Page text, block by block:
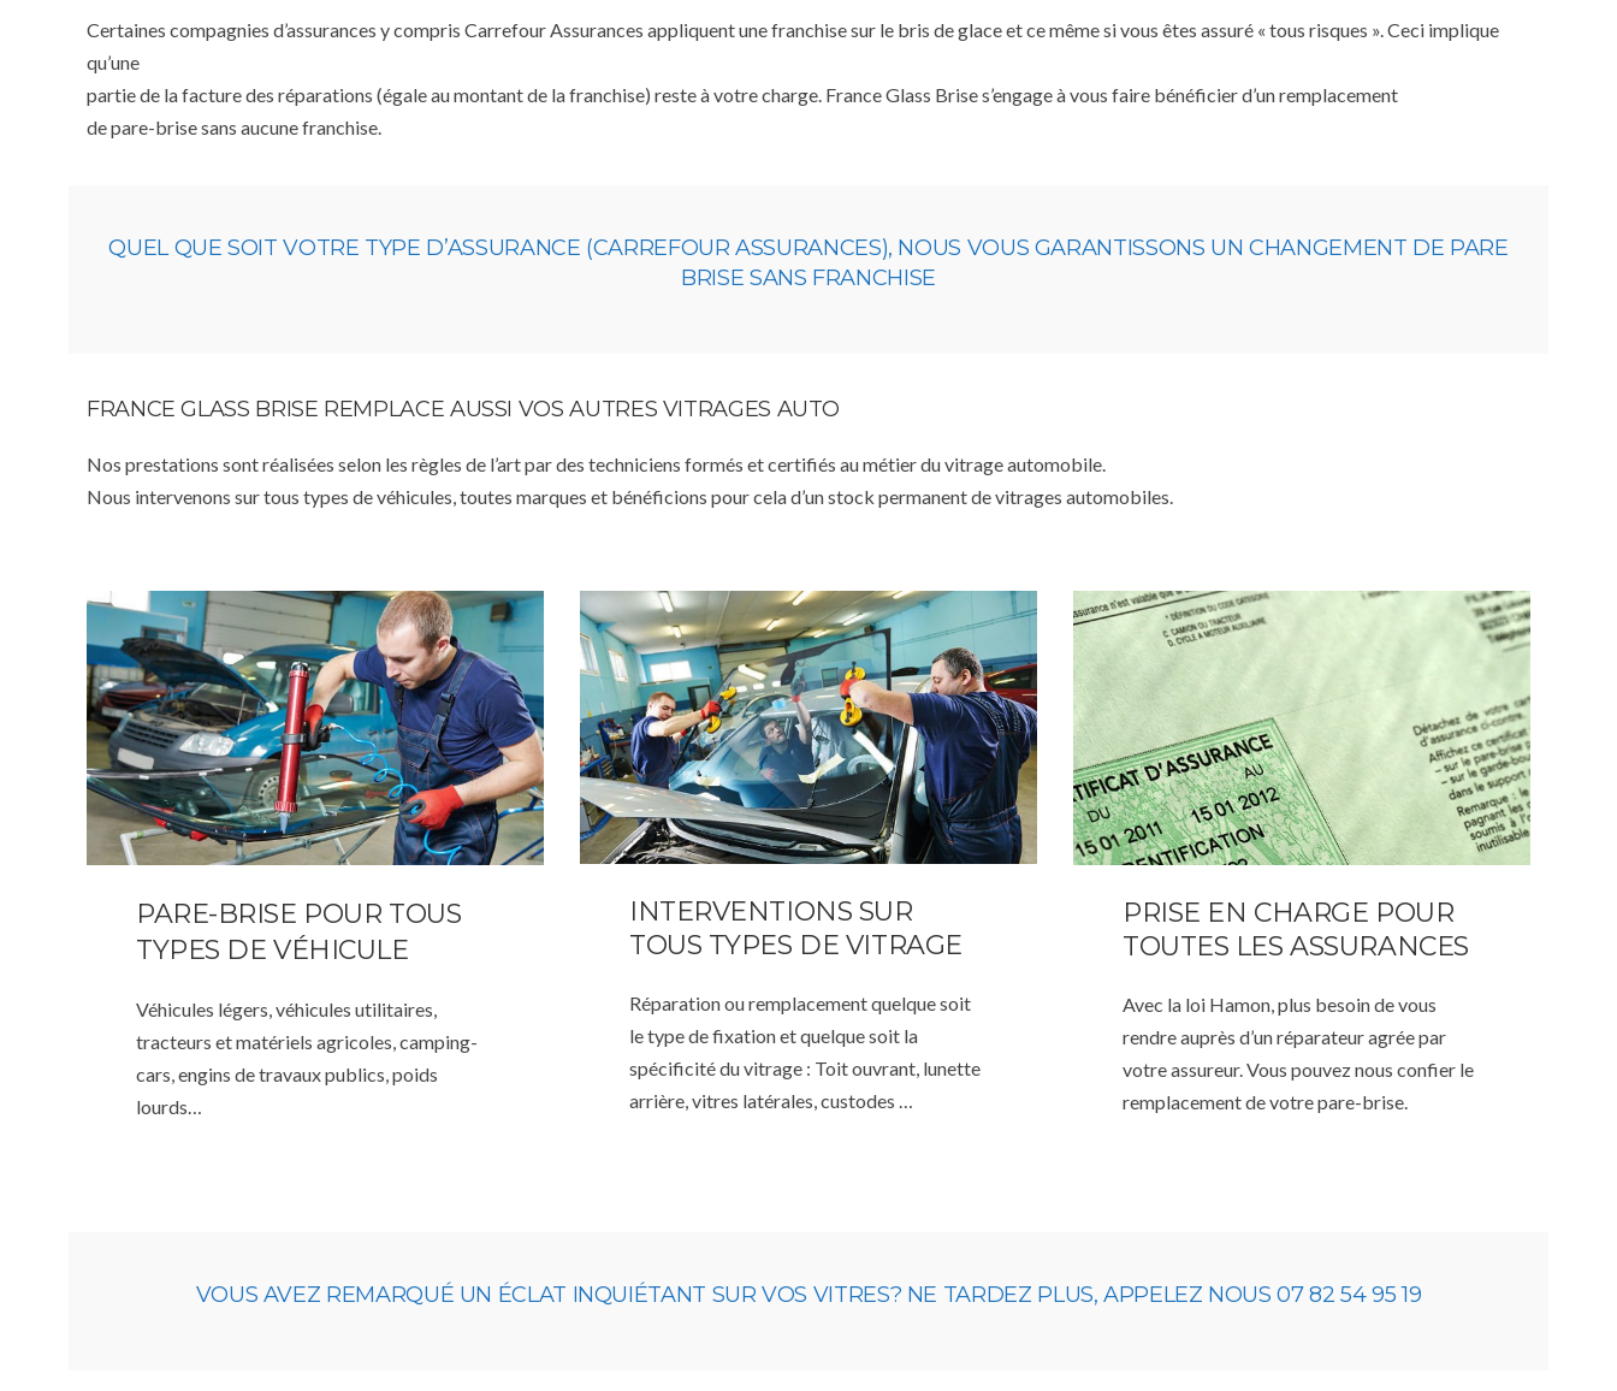
Certaines compagnies d’assurances y compris Carrefour Assurances appliquent une franchise sur le bris de glace et ce même si vous êtes assuré « tous risques ». Ceci implique
qu’une
partie de la facture des réparations (égale au montant de la franchise) reste à votre charge. France Glass Brise s’engage à vous faire bénéficier d’un remplacement
de pare-brise sans aucune franchise.
QUEL QUE SOIT VOTRE TYPE D’ASSURANCE (CARREFOUR ASSURANCES), NOUS VOUS GARANTISSONS UN CHANGEMENT DE PARE
BRISE SANS FRANCHISE
FRANCE GLASS BRISE REMPLACE AUSSI VOS AUTRES VITRAGES AUTO
Nos prestations sont réalisées selon les règles de l’art par des techniciens formés et certifiés au métier du vitrage automobile.
Nous intervenons sur tous types de véhicules, toutes marques et bénéficions pour cela d’un stock permanent de vitrages automobiles.
PARE-BRISE POUR TOUS
TYPES DE VÉHICULE
Véhicules légers, véhicules utilitaires,
tracteurs et matériels agricoles, camping-
cars, engins de travaux publics, poids
lourds…
INTERVENTIONS SUR
TOUS TYPES DE VITRAGE
Réparation ou remplacement quelque soit
le type de fixation et quelque soit la
spécificité du vitrage : Toit ouvrant, lunette
arrière, vitres latérales, custodes …
PRISE EN CHARGE POUR
TOUTES LES ASSURANCES
Avec la loi Hamon, plus besoin de vous
rendre auprès d’un réparateur agrée par
votre assureur. Vous pouvez nous confier le
remplacement de votre pare-brise.
VOUS AVEZ REMARQUÉ UN ÉCLAT INQUIÉTANT SUR VOS VITRES? NE TARDEZ PLUS, APPELEZ NOUS 07 82 54 95 19